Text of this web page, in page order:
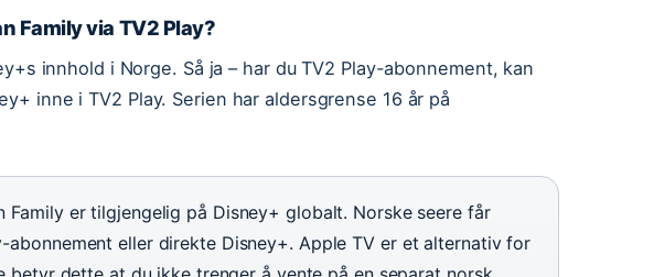
Family via TV2 Play?
innhold i Norge. Så ja – har du TV2 Play-abonnement, kan
inne i TV2 Play. Serien har aldersgrense 16 år på
Family er tilgjengelig på Disney+ globalt. Norske seere får
abonnement eller direkte Disney+. Apple TV er et alternativ for